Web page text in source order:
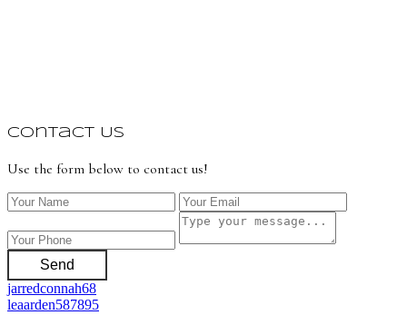
Contact Us
Use the form below to contact us!
Send
jarredconnah68
leaarden587895